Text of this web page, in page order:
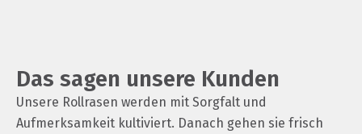
Das sagen unsere Kunden
Unsere Rollrasen werden mit Sorgfalt und
Aufmerksamkeit kultiviert. Danach gehen sie frisch